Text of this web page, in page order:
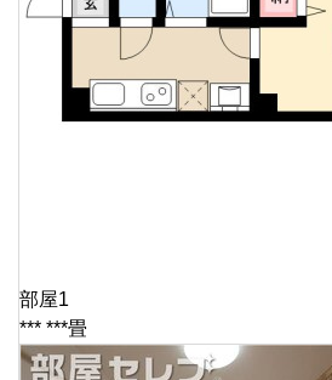
部屋1
*** ***畳